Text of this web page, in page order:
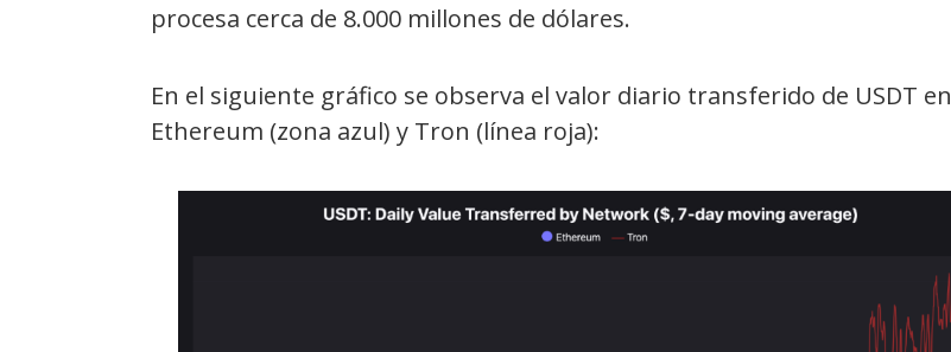
procesa cerca de 8.000 millones de dólares.
En el siguiente gráfico se observa el valor diario transferido de USDT en
Ethereum (zona azul) y Tron (línea roja):